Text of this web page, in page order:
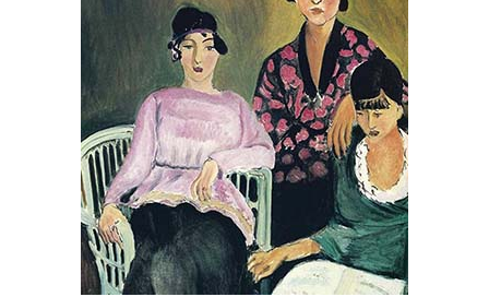
SHTOJE NË SHPORTË